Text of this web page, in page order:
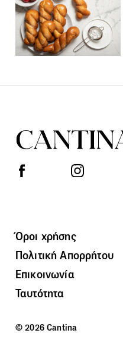
Όροι χρήσης
Πολιτική Απορρήτου
Επικοινωνία
Ταυτότητα
© 2026 Cantina